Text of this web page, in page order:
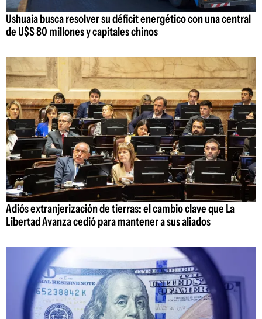
Ushuaia busca resolver su déficit energético con una central
de U$S 80 millones y capitales chinos
Adiós extranjerización de tierras: el cambio clave que La
Libertad Avanza cedió para mantener a sus aliados